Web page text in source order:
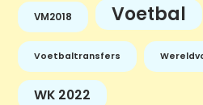
VM2018 Voetbal
Voetbaltransfers
WK 2022